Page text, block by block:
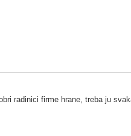
radinici firme hrane, treba ju